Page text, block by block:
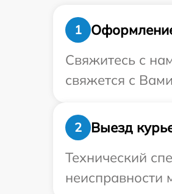
1
Свяжитесь с
свяжется с
2
Выезд
Технический
неисправности